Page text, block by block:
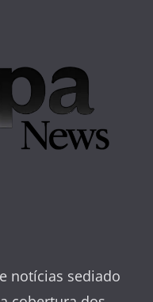
notícias sediado